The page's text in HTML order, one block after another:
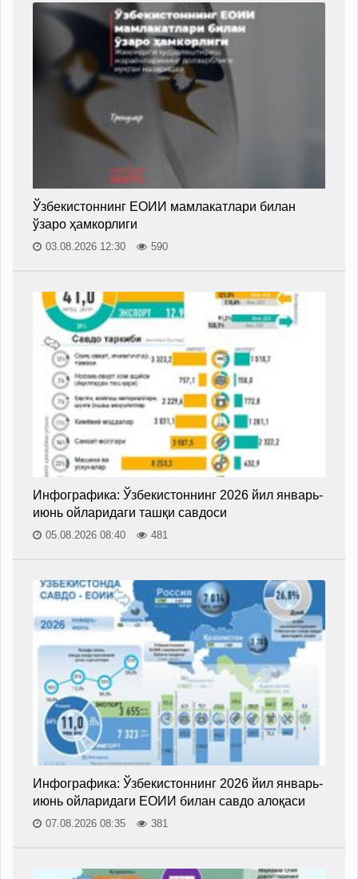
Ўзбекистоннинг ЕОИИ мамлакатлари билан
ўзаро ҳамкорлиги
03.08.2026 12:30 590
Инфографика: Ўзбекистоннинг 2026 йил январь-
июнь ойларидаги ташқи савдоси
05.08.2026 08:40 481
Инфографика: Ўзбекистоннинг 2026 йил январь-
июнь ойларидаги ЕОИИ билан савдо алоқаси
07.08.2026 08:35 381